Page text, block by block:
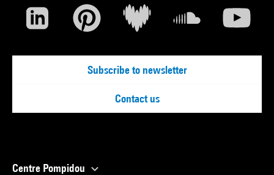
Subscribe to newsletter
Contact us
Centre Pompidou